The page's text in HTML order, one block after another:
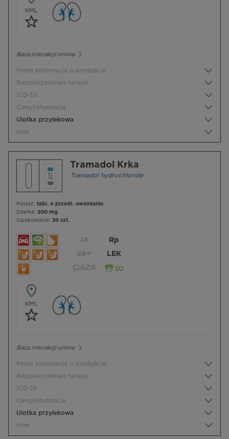
KML
Baza interakcji online
Pełna informacja o produkcie
Bezpieczeństwo terapii
ICD-10
Ceny/refundacja
Ulotka przylekowa
Inne
Tramadol Krka
Tramadol hydrochloride
Postać: tabl. o przedł. uwalnianiu
Dawka: 200 mg
Opakowanie: 30 szt.
18
65+
CIĄŻA
Rp
LEK
KML
Baza interakcji online
Pełna informacja o produkcie
Bezpieczeństwo terapii
ICD-10
Ceny/refundacja
Ulotka przylekowa
Inne